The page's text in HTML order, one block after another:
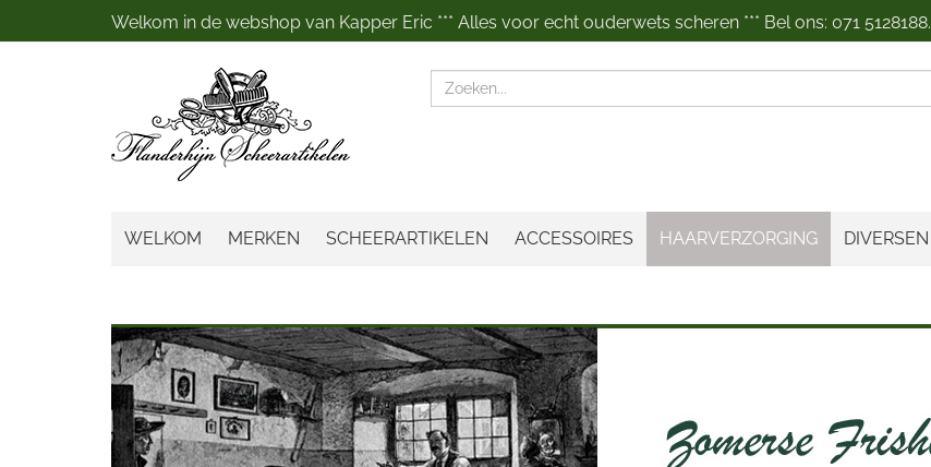
Welkom in de webshop van Kapper Eric *** Alles voor echt ouderwets scheren *** Bel ons: 071 5128188.
Zoeken
WELKOM MERKEN SCHEERARTIKELEN ACCESSOIRES HAARVERZORGING DIVERSEN